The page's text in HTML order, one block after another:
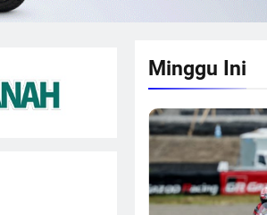
Minggu Ini